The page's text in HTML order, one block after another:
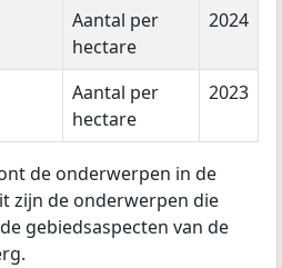
Aantal per
hectare
2024
Aantal per
hectare
2023
de onderwerpen in de
zijn de onderwerpen die
gebiedsaspecten van de